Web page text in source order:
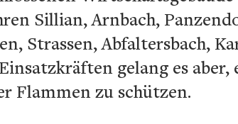
Sillian, Arnbach,
Strassen, Abfaltersbach,
gelang es aber,
Flammen zu schützen.